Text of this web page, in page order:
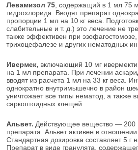
Левамизол 75 , содержащий в 1 мл 75
гидрохлорида. Вводят препарат
пропорции 1 мл на 10 кг веса.
слабительные и т. д.) это лечение не
также эффективен при эзофагостомозе,
трихоцефалезе и других нематодных
Ивермек, включающий 10 мг
на 1 мл препарата. При лечении
вводят из расчета 1 мл на 33 кг веса.
однократно внутримышечно в район
уничтожает все типы нематод, а также
саркоптоидных клещей.
Альвет. Действующее вещество — 200
препарата. Альвет активен в
Стандартная дозировка составляет 5 г
Препарат в виде гранулята,